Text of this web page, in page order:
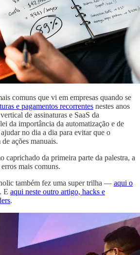
comuns que vi em empresas quando se
e pagamentos recorrentes nestes anos
de assinaturas e SaaS da
da importância da automatização e de
no dia a dia para evitar que o
ações manuais.
caprichado da primeira parte da palestra, a
mais comuns.
também fez uma super trilha — aqui o
. E aqui neste outro artigo, hacks e
.